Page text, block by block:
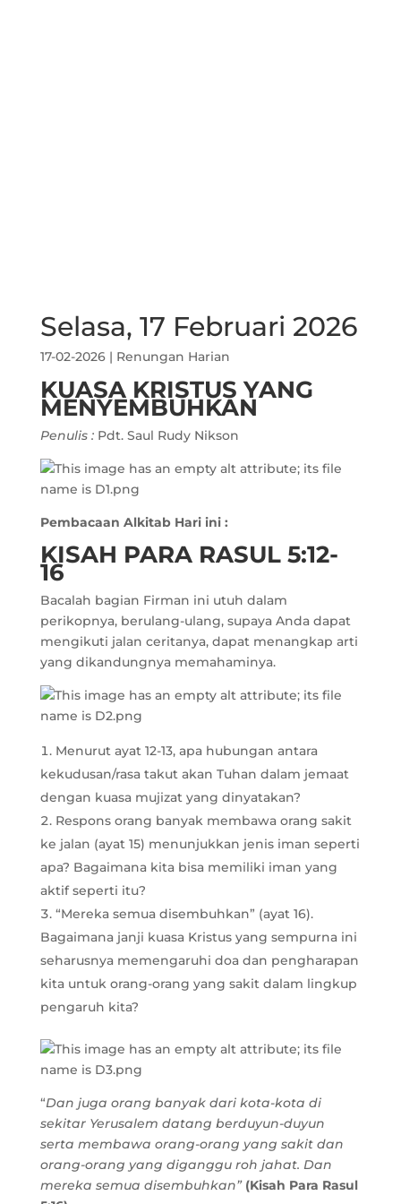
Selasa, 17 Februari 2026
17-02-2026| Renungan Harian
KUASA KRISTUS YANG
MENYEMBUHKAN
Penulis : Pdt. Saul Rudy Nikson
Pembacaan Alkitab Hari ini :
KISAH PARA RASUL 5:12-
16
Bacalah bagian Firman ini utuh dalam
perikopnya, berulang-ulang, supaya Anda dapat
mengikuti jalan ceritanya, dapat menangkap arti
yang dikandungnya memahaminya.
Menurut ayat 12-13, apa hubungan antara
kekudusan/rasa takut akan Tuhan dalam jemaat
dengan kuasa mujizat yang dinyatakan?
Respons orang banyak membawa orang sakit
ke jalan (ayat 15) menunjukkan jenis iman seperti
apa? Bagaimana kita bisa memiliki iman yang
aktif seperti itu?
“Mereka semua disembuhkan” (ayat 16).
Bagaimana janji kuasa Kristus yang sempurna ini
seharusnya memengaruhi doa dan pengharapan
kita untuk orang-orang yang sakit dalam lingkup
pengaruh kita?
“Dan juga orang banyak dari kota-kota di
sekitar Yerusalem datang berduyun-duyun
serta membawa orang-orang yang sakit dan
orang-orang yang diganggu roh jahat. Dan
mereka semua disembuhkan” (Kisah Para Rasul